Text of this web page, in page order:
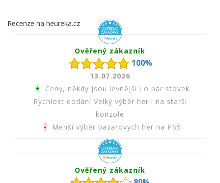
Recenze na heureka.cz
Ověřený zákazník
100%
13.07.2026
+ Ceny, někdy jsou levnější i o pár stovek
Rychlost dodání Velký výběr her i na starší
konzole
- Menší výběr bazarovych her na PS5
Ověřený zákazník